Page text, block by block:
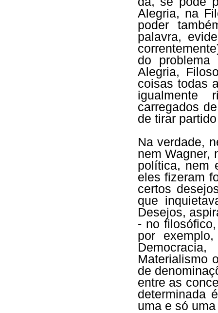
Alegria, na
poder
palavra,
do
Alegria,
coisas todas
igualmente
carregados
de tirar
Na verdade,
nem Wagner,
política, nem
eles fizeram
certos
que
Desejos,
- no
por
Materialismo
de
entre as
determinada
uma e só